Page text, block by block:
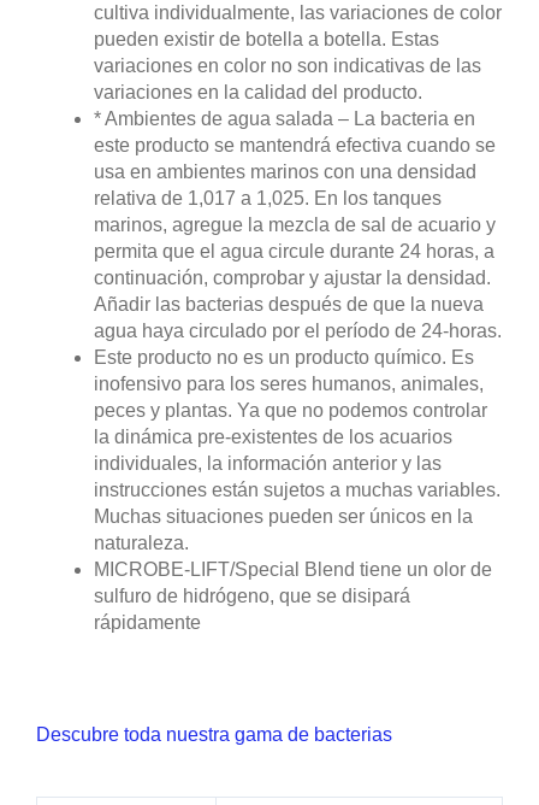
cultiva individualmente, las variaciones de color
pueden existir de botella a botella. Estas
variaciones en color no son indicativas de las
variaciones en la calidad del producto.
* Ambientes de agua salada – La bacteria en
este producto se mantendrá efectiva cuando se
usa en ambientes marinos con una densidad
relativa de 1,017 a 1,025. En los tanques
marinos, agregue la mezcla de sal de acuario y
permita que el agua circule durante 24 horas, a
continuación, comprobar y ajustar la densidad.
Añadir las bacterias después de que la nueva
agua haya circulado por el período de 24-horas.
Este producto no es un producto químico. Es
inofensivo para los seres humanos, animales,
peces y plantas. Ya que no podemos controlar
la dinámica pre-existentes de los acuarios
individuales, la información anterior y las
instrucciones están sujetos a muchas variables.
Muchas situaciones pueden ser únicos en la
naturaleza.
MICROBE-LIFT/Special Blend tiene un olor de
sulfuro de hidrógeno, que se disipará
rápidamente
Descubre toda nuestra gama de bacterias